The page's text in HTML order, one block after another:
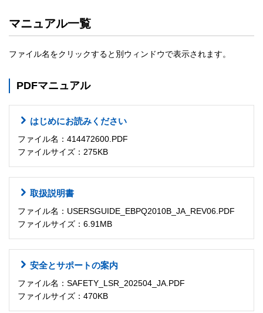
マニュアル一覧
ファイル名をクリックすると別ウィンドウで表示されます。
PDFマニュアル
はじめにお読みください
ファイル名：414472600.PDF
ファイルサイズ：275KB
取扱説明書
ファイル名：USERSGUIDE_EBPQ2010B_JA_REV06.PDF
ファイルサイズ：6.91MB
安全とサポートの案内
ファイル名：SAFETY_LSR_202504_JA.PDF
ファイルサイズ：470KB